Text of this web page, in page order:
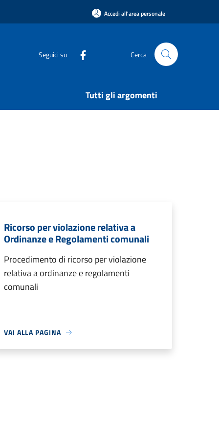
Accedi all'area personale
Seguici su Cerca
Tutti gli argomenti
Ricorso per violazione relativa a
Ordinanze e Regolamenti comunali
Procedimento di ricorso per violazione
relativa a ordinanze e regolamenti
comunali
VAI ALLA PAGINA